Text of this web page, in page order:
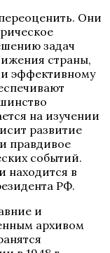
Они
задач
страны,
эффективному
на изучении
развитие
правдивое
событий.
находится в
РФ.
и
архивом